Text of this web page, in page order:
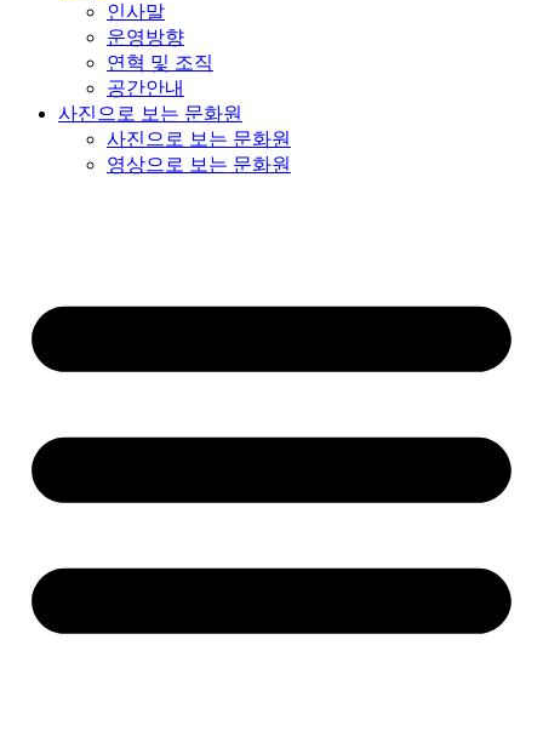
인사말
운영방향
연혁 및 조직
공간안내
사진으로 보는 문화원
사진으로 보는 문화원
영상으로 보는 문화원